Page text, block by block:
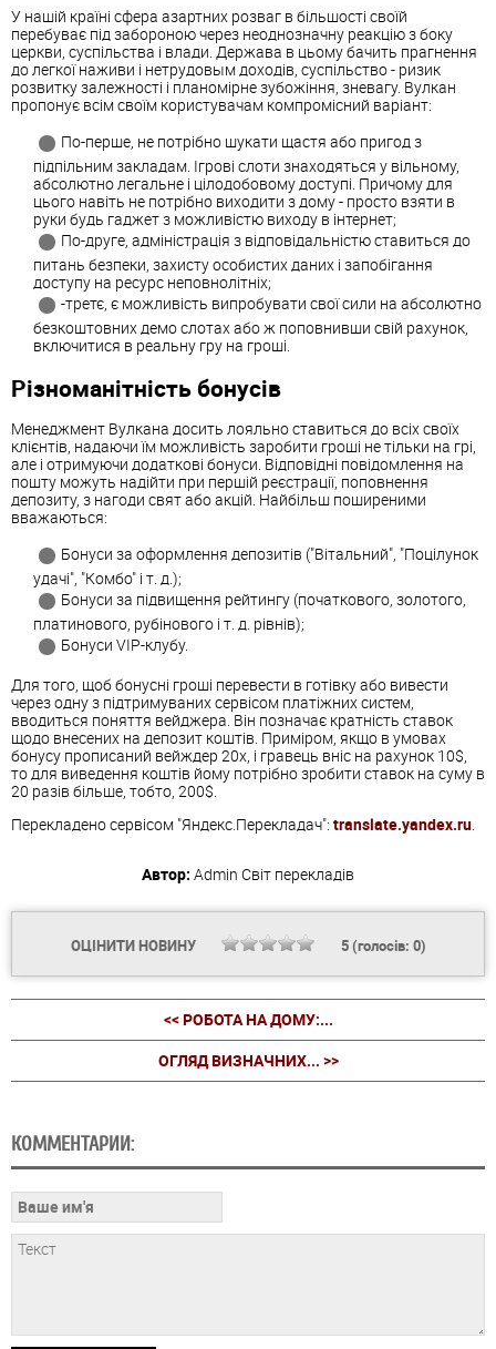
У нашій країні сфера азартних розваг в більшості своїй
перебуває під забороною через неоднозначну реакцію з боку
церкви, суспільства і влади. Держава в цьому бачить прагнення
до легкої наживи і нетрудовым доходів, суспільство - ризик
розвитку залежності і планомірне зубожіння, зневагу. Вулкан
пропонує всім своїм користувачам компромісний варіант:
По-перше, не потрібно шукати щастя або пригод з
підпільним закладам. Ігрові слоти знаходяться у вільному,
абсолютно легальне і цілодобовому доступі. Причому для
цього навіть не потрібно виходити з дому - просто взяти в
руки будь гаджет з можливістю виходу в інтернет;
По-друге, адміністрація з відповідальністю ставиться до
питань безпеки, захисту особистих даних і запобігання
доступу на ресурс неповнолітніх;
-третє, є можливість випробувати свої сили на абсолютно
безкоштовних демо слотах або ж поповнивши свій рахунок,
включитися в реальну гру на гроші.
Різноманітність бонусів
Менеджмент Вулкана досить лояльно ставиться до всіх своїх
клієнтів, надаючи їм можливість заробити гроші не тільки на грі,
але і отримуючи додаткові бонуси. Відповідні повідомлення на
пошту можуть надійти при першій реєстрації, поповнення
депозиту, з нагоди свят або акцій. Найбільш поширеними
вважаються:
Бонуси за оформлення депозитів ("Вітальний", "Поцілунок
удачі", "Комбо" і т. д.);
Бонуси за підвищення рейтингу (початкового, золотого,
платинового, рубінового і т. д. рівнів);
Бонуси VIP-клубу.
Для того, щоб бонусні гроші перевести в готівку або вивести
через одну з підтримуваних сервісом платіжних систем,
вводиться поняття вейджера. Він позначає кратність ставок
щодо внесених на депозит коштів. Приміром, якщо в умовах
бонусу прописаний вейждер 20х, і гравець вніс на рахунок 10$,
то для виведення коштів йому потрібно зробити ставок на суму в
20 разів більше, тобто, 200$.
Перекладено сервісом "Яндекс.Перекладач": translate.yandex.ru.
Автор: Admin Світ перекладів
ОЦІНИТИ НОВИНУ 5(голосів: 0)
<< РОБОТА НА ДОМУ:...
ОГЛЯД ВИЗНАЧНИХ... >>
КОММЕНТАРИИ: